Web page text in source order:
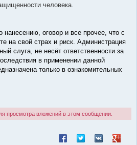
человека.
оговор и все прочее, что с
на свой страх и риск. Администрация
слуга, не несёт ответственности за
в применении данной
только в ознакомительных
просмотра вложений в этом сообщении.
Поделиться в Facebook
Поделиться в
Поделиться